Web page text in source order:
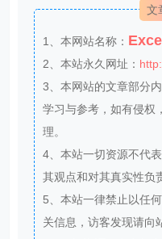
文
1、本网站名称：
2、本站永久网址：
3、本网站的文章部分
学习与参考，如有侵权
理。
4、本站一切资源不代
其观点和对其真实性负
5、本站一律禁止以任
关信息，访客发现请向